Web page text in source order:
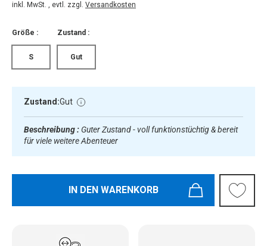
inkl. MwSt. , evtl. zzgl. Versandkosten
Größe :
S
Zustand :
Gut
Zustand:Gut
Beschreibung : Guter Zustand - voll funktionstüchtig & bereit
für viele weitere Abenteuer
IN DEN WARENKORB